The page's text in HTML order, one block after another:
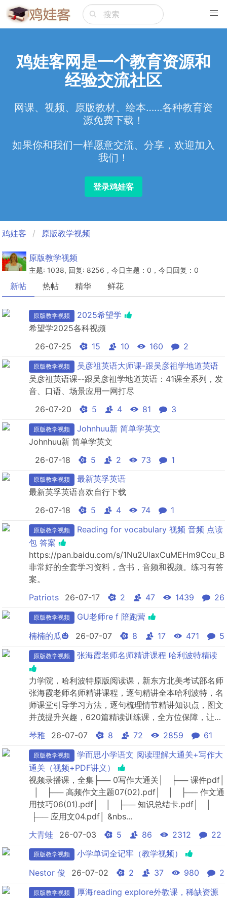
鸡娃客网是一个教育资源和
经验交流社区
网课、视频、原版教材、绘本……各种教育资
源免费下载！
如果你和我们一样愿意交流、分享，欢迎加入
我们！
登录鸡娃客
鸡娃客 原版教学视频
原版教学视频
主题: 1038, 回复: 8256，今日主题：0，今日回复：0
新帖 热帖 精华 鲜花
原版教学视频
2025希望学
希望学2025各科视频
26-07-25
15 10 160 2
原版教学视频
吴彦祖英语大师课-跟吴彦祖学地道英语
吴彦祖英语课--跟吴彦祖学地道英语：41课全系列，发
音、口语、场景应用一网打尽
26-07-20
5 4 81 3
原版教学视频
Johnhuu新 简单学英文
Johnhuu新 简单学英文
26-07-18
5 2 73 1
原版教学视频
最新英孚英语
最新英孚英语喜欢自行下载
26-07-18
5 4 74 1
原版教学视频
Reading for vocabulary 视频 音频 点读
包 答案
https://pan.baidu.com/s/
非常好的全套学习资料，含书，音频和视频。练习有答
案。
Patriots
26-07-17 2 47 1439 26
原版教学视频
GU老师re f 陪跑营
楠楠的瓜🎃
26-07-07 8 17 471 5
原版教学视频 张海霞老师️名师精讲课程 哈利波特精读
力学院，哈利波特原版阅读课，新东方北美考试部名师
张海霞老师️名师精讲课程，逐句精讲全本哈利波特，名
师课堂引导学习方法，逐句梳理情节精讲知识点，图文
并茂提升兴趣，620篇精读训练课，全方位保障，让阅
读比看电视还轻松。思维标签引导自主阅读1原版英音
朗读2海霞老师逐句精讲3生动配图，加深理解每天20
分钟，一学期读完8万字，阅读量赶超99%同龄人轻松
增长数千词汇量《哈利波特与魔法石》总长八万字，但
是只有...
琴雅 26-07-07 8 72 2859 61
原版教学视频
学而思小学语文 阅读理解大通关+写作大
通关（视频+PDF讲义）
视频录播课，全集├── 0写作大通关│ ├── 课件pdf│
│ ├── 高频作文主题07(02).pdf│ │ ├── 作文通
用技巧06(01).pdf│ │ ├── 知识总结卡.pdf│ │
├── 应用文04.pdf│ &nbs...
大青蛙
26-07-03 5 86 2312 22
原版教学视频
小学单词全记牢（教学视频）
Nestor 俊
26-07-02 2 37 980
原版教学视频 厚海reading explore外教课，稀缺资源